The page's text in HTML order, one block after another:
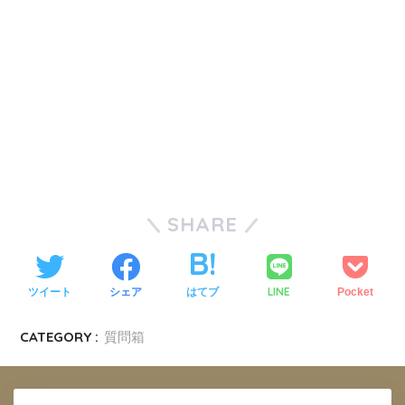
SHARE
ツイート シェア はてブ LINE Pocket
CATEGORY : 質問箱